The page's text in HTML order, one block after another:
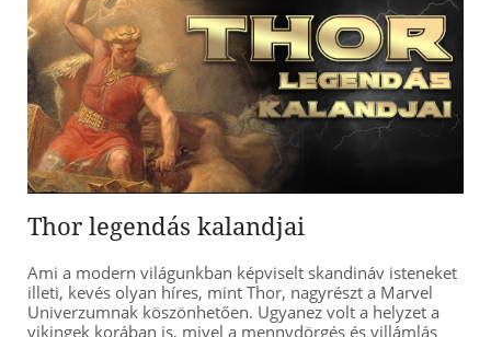
Thor legendás kalandjai
Ami a modern világunkban képviselt skandináv isteneket
illeti, kevés olyan híres, mint Thor, nagyrészt a Marvel
Univerzumnak köszönhetően. Ugyanez volt a helyzet a
vikingek korában is, mivel a mennydörgés és villámlás